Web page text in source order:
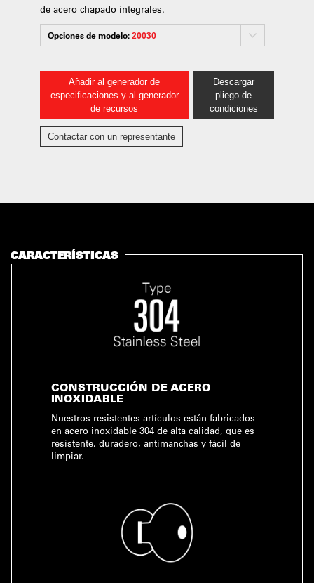
de acero chapado integrales.
Opciones de modelo:20030
Añadir al generador de
especificaciones y al generador
de recursos
Descargar
pliego de
condiciones
Contactar con un representante
CARACTERÍSTICAS
CONSTRUCCIÓN DE ACERO
INOXIDABLE
Nuestros resistentes artículos están fabricados
en acero inoxidable 304 de alta calidad, que es
resistente, duradero, antimanchas y fácil de
limpiar.